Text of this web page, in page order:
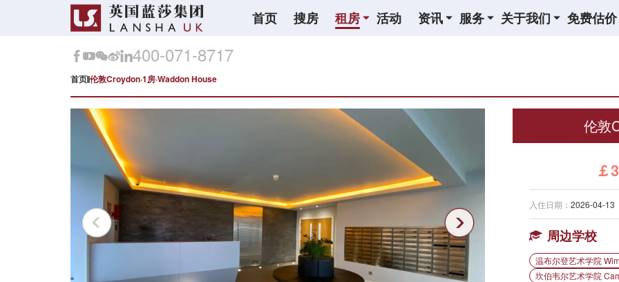
首页 搜房 租房 活动 资讯 服务 关于我们 免费估价
400-071-8717
首页 伦敦Croydon·1房·Waddon House
伦敦
￡
入住日期： 2026-04-13
周边学校
温布尔登艺术学院
坎伯韦尔艺术学院